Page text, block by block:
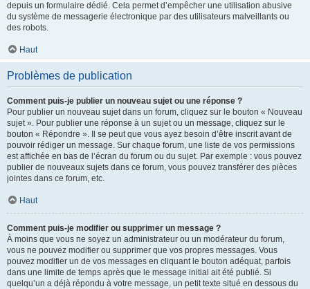
depuis un formulaire dédié. Cela permet d’empêcher une utilisation abusive
du système de messagerie électronique par des utilisateurs malveillants ou
des robots.
Haut
Problèmes de publication
Comment puis-je publier un nouveau sujet ou une réponse ?
Pour publier un nouveau sujet dans un forum, cliquez sur le bouton « Nouveau
sujet ». Pour publier une réponse à un sujet ou un message, cliquez sur le
bouton « Répondre ». Il se peut que vous ayez besoin d’être inscrit avant de
pouvoir rédiger un message. Sur chaque forum, une liste de vos permissions
est affichée en bas de l’écran du forum ou du sujet. Par exemple : vous pouvez
publier de nouveaux sujets dans ce forum, vous pouvez transférer des pièces
jointes dans ce forum, etc.
Haut
Comment puis-je modifier ou supprimer un message ?
À moins que vous ne soyez un administrateur ou un modérateur du forum,
vous ne pouvez modifier ou supprimer que vos propres messages. Vous
pouvez modifier un de vos messages en cliquant le bouton adéquat, parfois
dans une limite de temps après que le message initial ait été publié. Si
quelqu’un a déjà répondu à votre message, un petit texte situé en dessous du